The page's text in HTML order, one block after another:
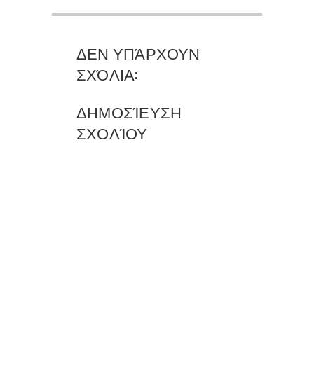
ΔΕΝ ΥΠΆΡΧΟΥΝ
ΣΧΌΛΙΑ:
ΔΗΜΟΣΊΕΥΣΗ
ΣΧΟΛΊΟΥ